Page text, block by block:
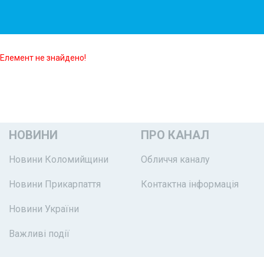
Елемент не знайдено!
НОВИНИ
Новини Коломийщини
Новини Прикарпаття
Новини України
Важливі події
ПРО КАНАЛ
Обличчя каналу
Контактна інформація